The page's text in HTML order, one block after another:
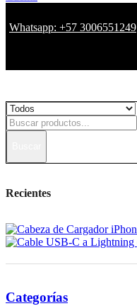
Whatsapp: +57 3006551249
Recientes
Categorías